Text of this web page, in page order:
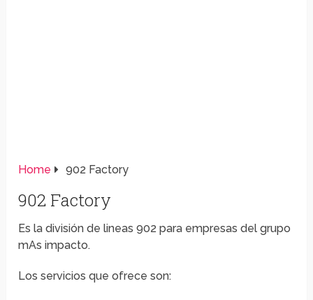
Home 902 Factory
902 Factory
Es la división de lineas 902 para empresas del grupo
mAs impacto.
Los servicios que ofrece son: